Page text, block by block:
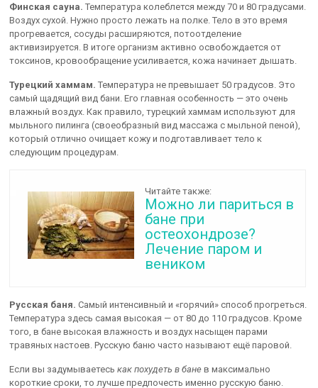
Финская сауна. Температура колеблется между 70 и 80 градусами.
Воздух сухой. Нужно просто лежать на полке. Тело в это время
прогревается, сосуды расширяются, потоотделение
активизируется. В итоге организм активно освобождается от
токсинов, кровообращение усиливается, кожа начинает дышать.
Турецкий хаммам. Температура не превышает 50 градусов. Это
самый щадящий вид бани. Его главная особенность — это очень
влажный воздух. Как правило, турецкий хаммам используют для
мыльного пилинга (своеобразный вид массажа с мыльной пеной),
который отлично очищает кожу и подготавливает тело к
следующим процедурам.
Читайте также:
Можно ли париться в
бане при
остеохондрозе?
Лечение паром и
веником
Русская баня. Самый интенсивный и «горячий» способ прогреться.
Температура здесь самая высокая — от 80 до 110 градусов. Кроме
того, в бане высокая влажность и воздух насыщен парами
травяных настоев. Русскую баню часто называют ещё паровой.
Если вы задумываетеськак похудеть в бане в максимально
короткие сроки, то лучше предпочесть именно русскую баню.